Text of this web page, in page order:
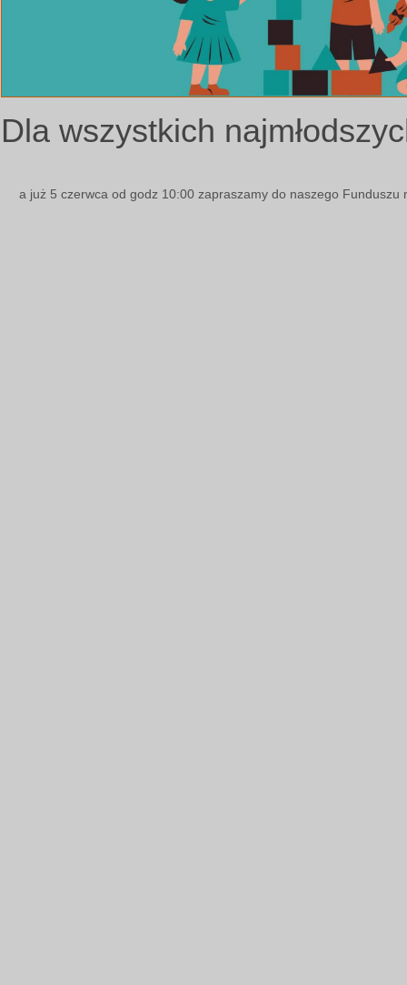
Dla wszystkich
a już 5 czerwca od godz 10:00 zapraszamy do naszego Funduszu